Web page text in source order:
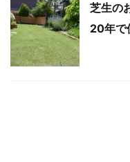
芝生の
20年で